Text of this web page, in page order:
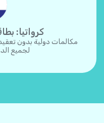
كرواتيا:
مكالمات دولية بدون
لجميع